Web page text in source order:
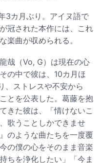
3カ月ぶり。アイヌ語で
冠された本作には、これ
楽曲が収められる。
哉（Vo, G）は現在の心
の中で彼は、10カ月ほ
、ストレスや不安から
とを公表した。葛藤を抱
きた彼は、「情けないこ
歌うことしかできませ
のような曲たちを一度覆
の僕の心をそのまま音楽
ちを浄化したい」「今ま